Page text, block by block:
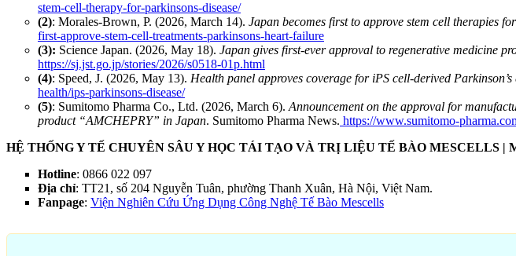
stem-cell-therapy-for-parkinsons-disease/
(2): Morales-Brown, P. (2026, March 14). Japan becomes first to approve stem cell therapies
first-approve-stem-cell-treatments-parkinsons-heart-failure
(3): Science Japan. (2026, May 18). Japan gives first-ever approval to regenerative medicine
https://sj.jst.go.jp/stories/2026/s0518-01p.html
(4): Speed, J. (2026, May 13). Health panel approves coverage for iPS cell-derived Parkinson’s
health/ips-parkinsons-disease/
(5): Sumitomo Pharma Co., Ltd. (2026, March 6). Announcement on the approval for
product “AMCHEPRY” in Japan. Sumitomo Pharma News. https://www.sumitomo-
HỆ THỐNG Y TẾ CHUYÊN SÂU Y HỌC TÁI TẠO VÀ TRỊ LIỆU TẾ BÀO MESCELLS |
Hotline: 0866 022 097
Địa chỉ: TT21, số 204 Nguyễn Tuân, phường Thanh Xuân, Hà Nội, Việt Nam.
Fanpage: Viện Nghiên Cứu Ứng Dụng Công Nghệ Tế Bào Mescells